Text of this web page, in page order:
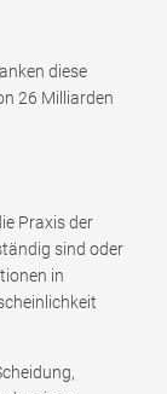
diese
26 Milliarden
Praxis der
sind oder
in